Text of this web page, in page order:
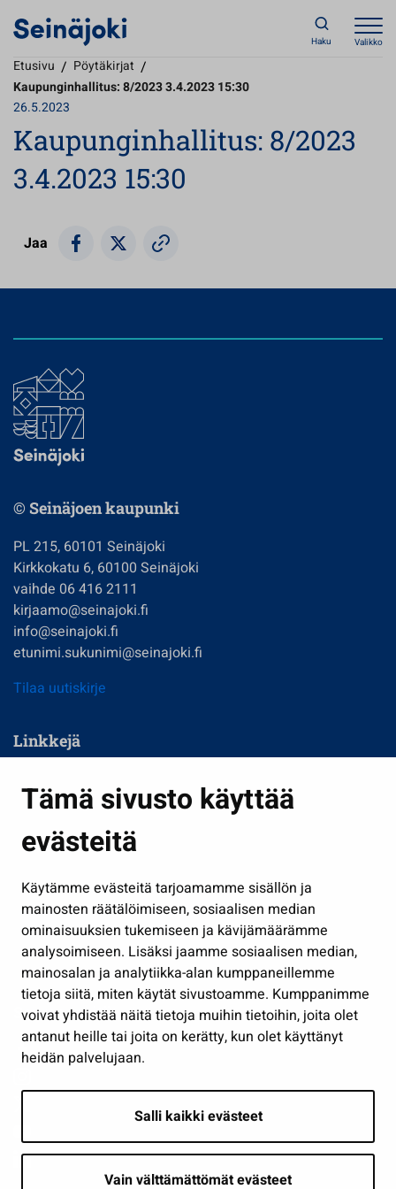
Tämä sivusto käyttää
evästeitä
Käytämme evästeitä tarjoamamme sisällön ja
mainosten räätälöimiseen, sosiaalisen median
ominaisuuksien tukemiseen ja kävijämäärämme
analysoimiseen. Lisäksi jaamme sosiaalisen median,
mainosalan ja analytiikka-alan kumppaneillemme
tietoja siitä, miten käytät sivustoamme. Kumppanimme
voivat yhdistää näitä tietoja muihin tietoihin, joita olet
antanut heille tai joita on kerätty, kun olet käyttänyt
heidän palvelujaan.
Salli kaikki evästeet
Vain välttämättömät evästeet
Haku Valikko
Etusivu / Pöytäkirjat /
Kaupunginhallitus: 8/2023 3.4.2023 15:30
26.5.2023
Kaupunginhallitus: 8/2023
3.4.2023 15:30
Jaa
© Seinäjoen kaupunki
PL 215, 60101 Seinäjoki
Kirkkokatu 6, 60100 Seinäjoki
vaihde 06 416 2111
kirjaamo@seinajoki.fi
info@seinajoki.fi
etunimi.sukunimi@seinajoki.fi
Tilaa uutiskirje
Linkkejä
Kasvatus ja opetus
Kulttuuri ja liikunta
Työ ja yrittäminen
Osallistu ja asioi
Näytä omat evästeasetukseni
Seuraa meitä